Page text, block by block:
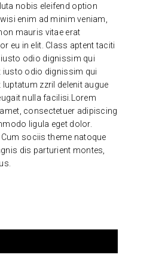
nobis eleifend option
enim ad minim veniam,
mauris vitae erat
eu in elit. Class aptent taciti
odio dignissim qui
iusto odio dignissim qui
luptatum zzril delenit augue
nulla facilisi.Lorem
consectetuer adipiscing
ligula eget dolor.
sociis theme natoque
dis parturient montes,